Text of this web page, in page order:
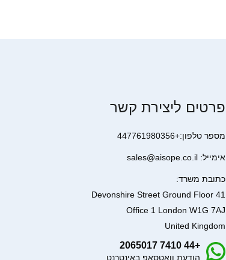
פרטים ליצירת קשר
מספר טלפון:+447761980356
אימייל: sales@aisope.co.il
כתובת משרד:
41 Devonshire Street Ground Floor
Office 1 London W1G 7AJ
United Kingdom
+44 7410 2065017
הודעת וואטסאפ באינטרנט